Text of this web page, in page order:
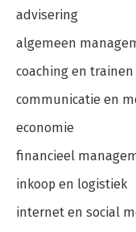
advisering
algemeen
coaching en trainen
communicatie en
economie
financieel
inkoop en logistiek
internet en social